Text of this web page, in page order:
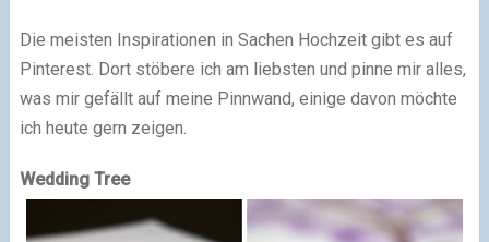
Die meisten Inspirationen in Sachen Hochzeit gibt es auf
Pinterest. Dort stöbere ich am liebsten und pinne mir alles,
was mir gefällt auf meine Pinnwand, einige davon möchte
ich heute gern zeigen.
Wedding Tree